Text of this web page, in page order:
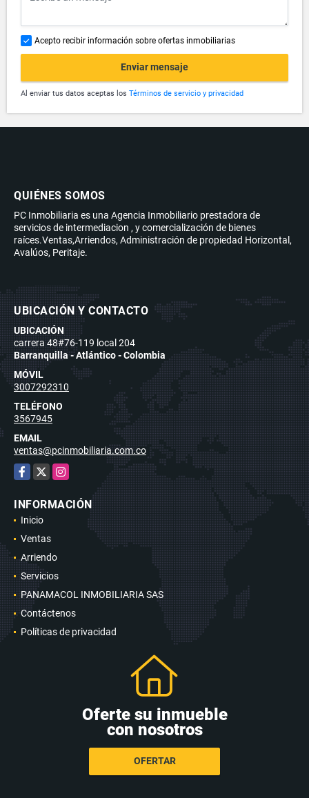
Acepto recibir información sobre ofertas inmobiliarias
Enviar mensaje
Al enviar tus datos aceptas los Términos de servicio y privacidad
QUIÉNES SOMOS
PC Inmobiliaria es una Agencia Inmobiliario prestadora de
servicios de intermediacion , y comercialización de bienes
raíces.Ventas,Arriendos, Administración de propiedad Horizontal,
Avalúos, Peritaje.
UBICACIÓN Y CONTACTO
UBICACIÓN
carrera 48#76-119 local 204
Barranquilla - Atlántico - Colombia
MÓVIL
3007292310
TELÉFONO
3567945
EMAIL
ventas@pcinmobiliaria.com.co
Facebook
X Instagram
INFORMACIÓN
Inicio
Ventas
Arriendo
Servicios
PANAMACOL INMOBILIARIA SAS
Contáctenos
Políticas de privacidad
Oferte su inmueble
con nosotros
OFERTAR